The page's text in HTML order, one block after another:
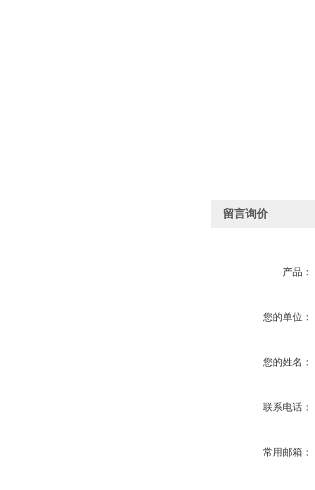
留言询价
产品：
您的单位：
您的姓名：
联系电话：
常用邮箱：